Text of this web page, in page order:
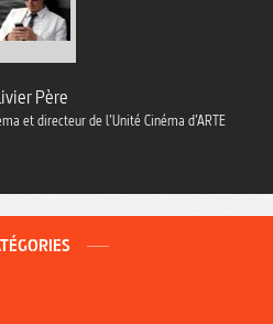
Père
et directeur de l’Unité Cinéma d’ARTE